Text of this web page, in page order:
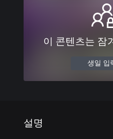
이 콘텐츠는 잠
생일 입
설명